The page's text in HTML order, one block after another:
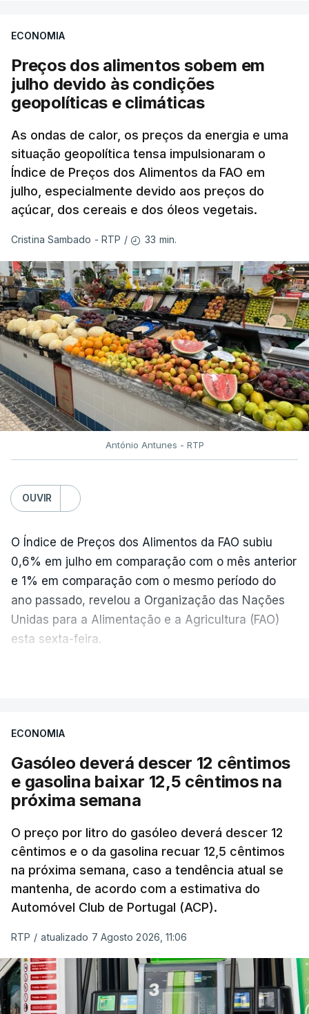
ECONOMIA
Preços dos alimentos sobem em
julho devido às condições
geopolíticas e climáticas
As ondas de calor, os preços da energia e uma
situação geopolítica tensa impulsionaram o
Índice de Preços dos Alimentos da FAO em
julho, especialmente devido aos preços do
açúcar, dos cereais e dos óleos vegetais.
Cristina Sambado - RTP / 33 min.
António Antunes - RTP
OUVIR
O Índice de Preços dos Alimentos da FAO subiu
0,6% em julho em comparação com o mês anterior
e 1% em comparação com o mesmo período do
ano passado, revelou a Organização das Nações
Unidas para a Alimentação e a Agricultura (FAO)
esta sexta-feira.
com ondas de calor no Verão e conflitos na
Ucrânia e no Médio Oriente a elevar os
custos das colheitas.
O índice, que acompanha as variações mensais
de um cabaz de produtos alimentares
comercializados internacionalmente, subiu para
131,1 pontos em julho, face aos 130,3 de junho.
O aumento dos preços dos alimentos básicos
nas prateleiras nos meses seguintes, à medida
que os fornecedores repercutem os seus
custos nos consumidores.
ECONOMIA
Gasóleo deverá descer 12 cêntimos
e gasolina baixar 12,5 cêntimos na
próxima semana
O preço por litro do gasóleo deverá descer 12
cêntimos e o da gasolina recuar 12,5 cêntimos
na próxima semana, caso a tendência atual se
mantenha, de acordo com a estimativa do
Automóvel Club de Portugal (ACP).
RTP / atualizado 7 Agosto 2026, 11:06